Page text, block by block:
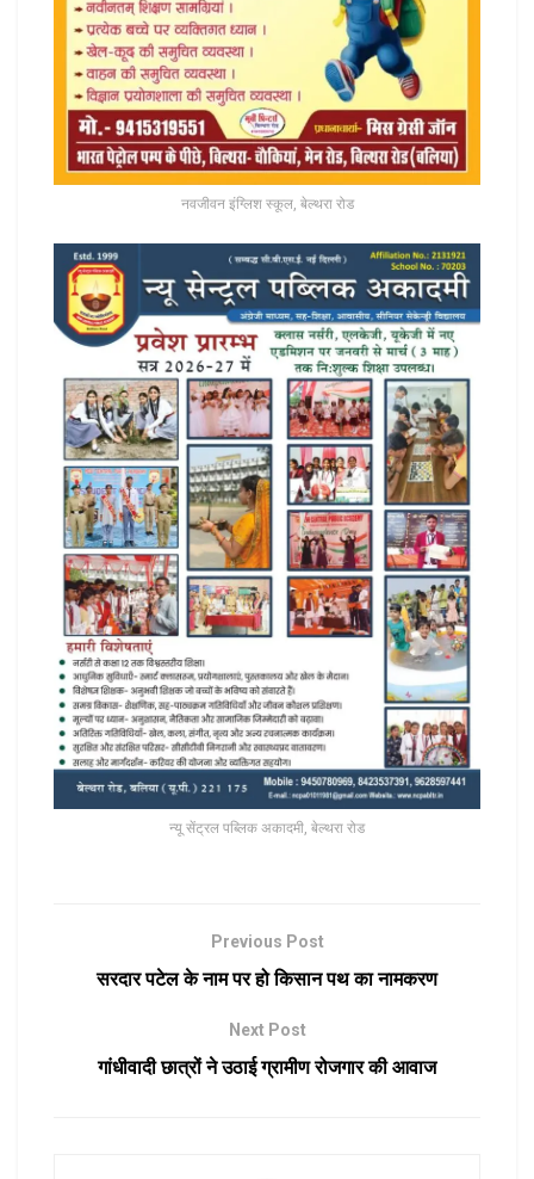
नवजीवन इंग्लिश स्कूल, बेल्थरा रोड
न्यू सेंट्रल पब्लिक अकादमी, बेल्थरा रोड
Previous Post
सरदार पटेल के नाम पर हो किसान पथ का नामकरण
Next Post
गांधीवादी छात्रों ने उठाई ग्रामीण रोजगार की आवाज